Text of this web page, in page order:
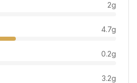
2g
4.7g
0.2g
3.2g